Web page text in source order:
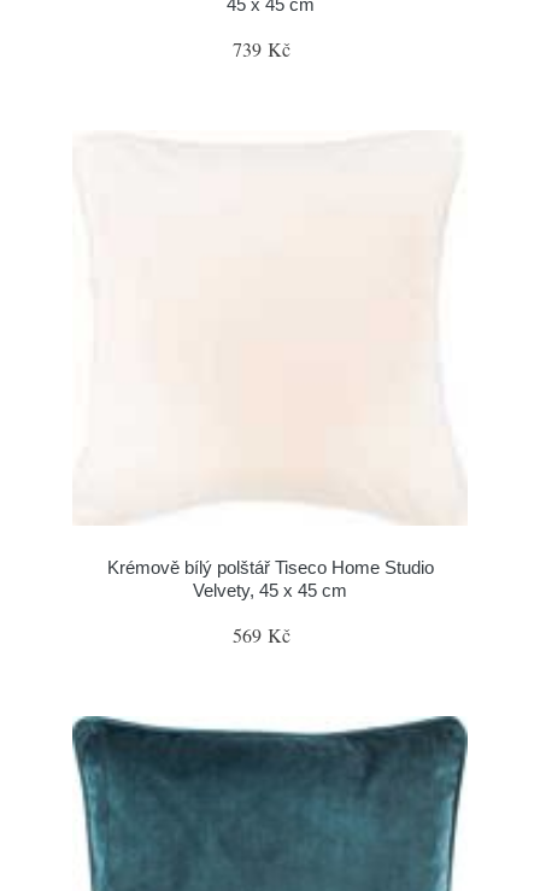
45 x 45 cm
739 Kč
Krémově bílý polštář Tiseco Home Studio
Velvety, 45 x 45 cm
569 Kč